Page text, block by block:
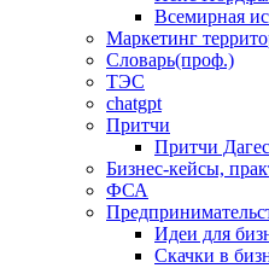
Всемирная
Маркетинг
Словарь(проф.)
ТЭС
chatgpt
Притчи
Притчи
Бизнес-кейсы,
ФСА
Идеи для
Скачки в